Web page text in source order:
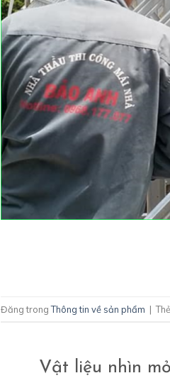
Đăng trongThông tin về sản phẩm | Thẻ
Vật liệu nhìn